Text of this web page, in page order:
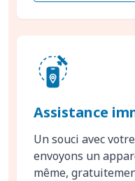
Assistance
Un souci avec
envoyons un
même,